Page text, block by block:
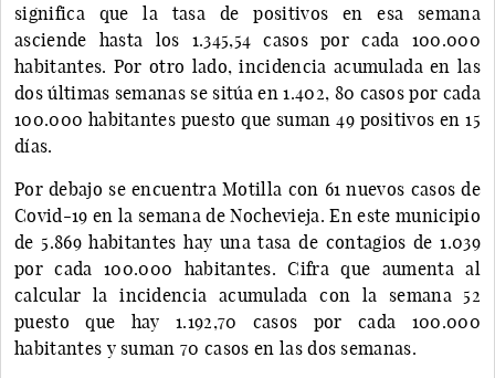
significa que la tasa de positivos en esa semana
asciende hasta los 1.345,54 casos por cada 100.000
habitantes. Por otro lado, incidencia acumulada en las
dos últimas semanas se sitúa en 1.402, 80 casos por cada
100.000 habitantes puesto que suman 49 positivos en 15
días.
Por debajo se encuentra Motilla con 61 nuevos casos de
Covid-19 en la semana de Nochevieja. En este municipio
de 5.869 habitantes hay una tasa de contagios de 1.039
por cada 100.000 habitantes. Cifra que aumenta al
calcular la incidencia acumulada con la semana 52
puesto que hay 1.192,70 casos por cada 100.000
habitantes y suman 70 casos en las dos semanas.